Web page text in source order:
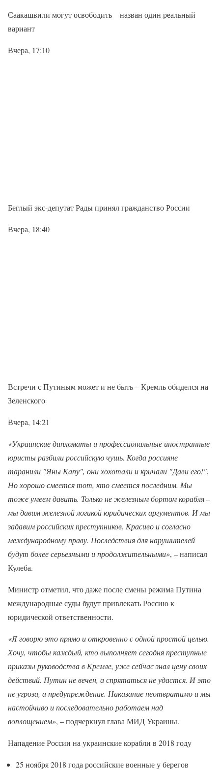
Саакашвили могут освободить – назван один реальный
вариант
Вчера, 17:10
Беглый экс-депутат Рады принял гражданство России
Вчера, 18:40
Встречи с Путиным может и не быть – Кремль обиделся на
Зеленского
Вчера, 14:21
«Украинские дипломаты и профессиональные иностранные
юристы разбили российскую чушь. Когда россияне
таранили "Яны Капу", они хохотали и кричали "Дави его!".
Но хорошо смеется тот, кто смеется последним. Мы
тоже умеем давить. Только не железным бортом корабля –
мы давим железной логикой юридических аргументов. И мы
задавим российских преступников. Красиво и согласно
международному праву. Последствия для нарушителей
будут более серьезными и продолжительными», – написал
Кулеба.
Министр отметил, что даже после смены режима Путина
международные суды будут привлекать Россию к
юридической ответственности.
«Я говорю это прямо и откровенно с одной простой целью.
Хочу, чтобы каждый, кто выполняет сегодня преступные
приказы руководства в Кремле, уже сейчас знал цену своих
действий. Путин не вечен, а спрятаться не удастся. И это
не угроза, а предупреждение. Наказание неотвратимо и мы
настойчиво и последовательно работаем над
воплощением», – подчеркнул глава МИД Украины.
Нападение России на украинские корабли в 2018 году
25 ноября 2018 года российские военные у берегов